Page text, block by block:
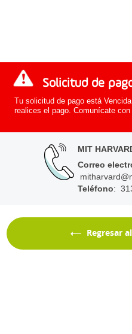
Solicitud de
Tu solicitud de pago está
realices el pago. Comunícate con
MIT
Correo
Teléfono:
Regresar